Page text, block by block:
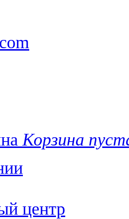
Корзина
центр